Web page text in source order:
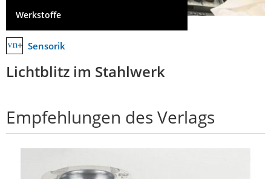
Werkstoffe
Sensorik
Lichtblitz im Stahlwerk
Empfehlungen des Verlags